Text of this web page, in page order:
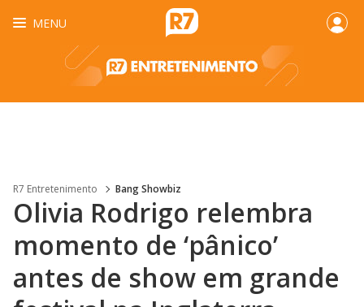
MENU
R7 Entretenimento Bang Showbiz
Olivia Rodrigo relembra
momento de ‘pânico’
antes de show em grande